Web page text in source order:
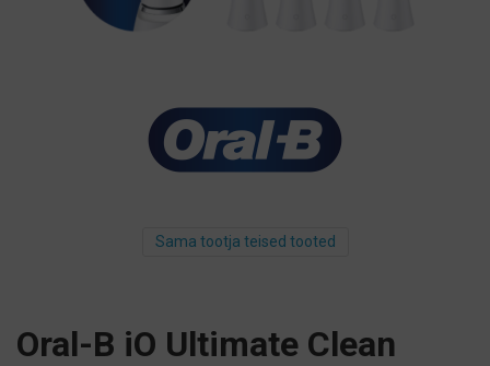
Sama tootja teised tooted
Oral-B iO Ultimate Clean